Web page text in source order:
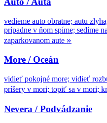
vedieme auto obratne; autu
prípadne v ňom spíme; sedíme
zaparkovanom aute »
More / Oceán
vidieť pokojné more; vidieť
príšery v mori; topiť sa v mori;
Nevera / Podvádzanie